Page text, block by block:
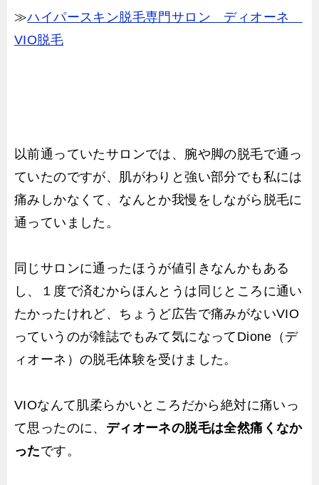
≫ハイパースキン脱毛専門サロン ディオーネ
VIO脱毛
以前通っていたサロンでは、腕や脚の脱毛で通っ
ていたのですが、肌がわりと強い部分でも私には
痛みしかなくて、なんとか我慢をしながら脱毛に
通っていました。
同じサロンに通ったほうが値引きなんかもある
し、１度で済むからほんとうは同じところに通い
たかったけれど、ちょうど広告で痛みがないVIO
っていうのが雑誌でもみて気になってDione（デ
ィオーネ）の脱毛体験を受けました。
VIOなんて肌柔らかいところだから絶対に痛いっ
て思ったのに、 ディオーネの脱毛は全然痛くなか
ったです。